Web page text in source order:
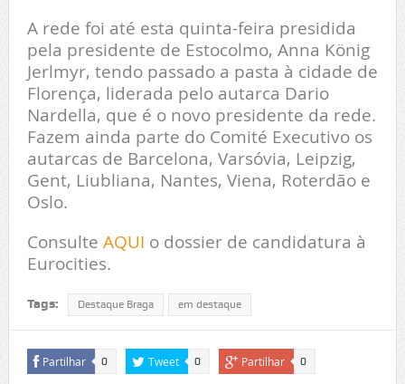
A rede foi até esta quinta-feira presidida
pela presidente de Estocolmo, Anna König
Jerlmyr, tendo passado a pasta à cidade de
Florença, liderada pelo autarca Dario
Nardella, que é o novo presidente da rede.
Fazem ainda parte do Comité Executivo os
autarcas de Barcelona, Varsóvia, Leipzig,
Gent, Liubliana, Nantes, Viena, Roterdão e
Oslo.
Consulte AQUI o dossier de candidatura à
Eurocities.
Tags: Destaque Braga em destaque
Partilhar 0 Tweet 0 Partilhar 0